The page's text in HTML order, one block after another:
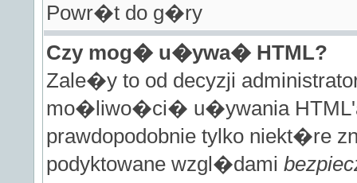
Powr�t do g�ry
Czy mog� u�ywa� HTML?
Zale�y to od decyzji
mo�liwo�ci� u�ywania
prawdopodobnie tylko niekt�re
podyktowane wzgl�dami